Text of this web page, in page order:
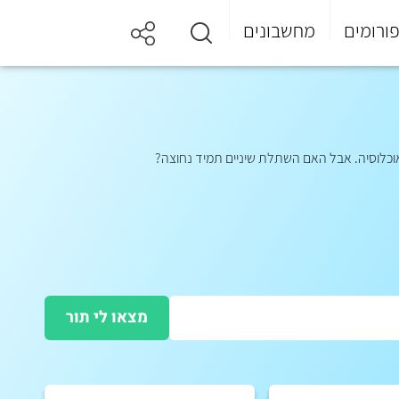
פורומים מחשבונים
אבל האם השתלת שיניים תמיד נחוצה?
מצאו לי תור